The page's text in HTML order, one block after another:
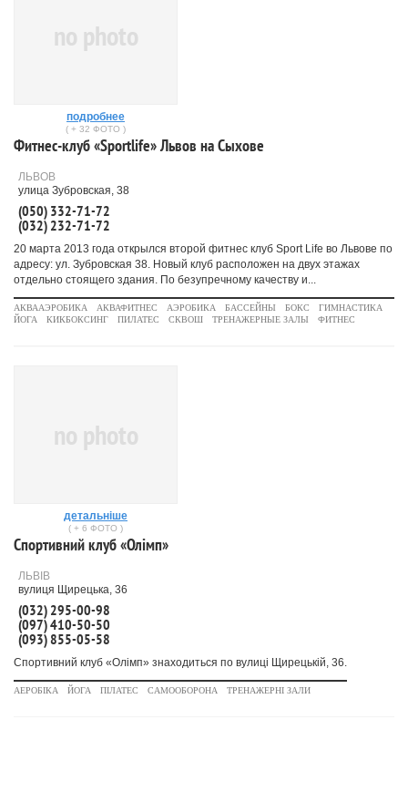
no photo
подробнее
( + 32 ФОТО )
Фитнес-клуб «Sportlife» Львов на Сыхове
ЛЬВОВ
улица Зубровская, 38
(050) 332-71-72
(032) 232-71-72
20 марта 2013 года открылся второй фитнес клуб Sport Life во Львове по
адресу: ул. Зубровская 38. Новый клуб расположен на двух этажах
отдельно стоящего здания. По безупречному качеству и...
АКВААЭРОБИКА АКВАФИТНЕС АЭРОБИКА БАССЕЙНЫ БОКС
ГИМНАСТИКА
ЙОГА
КИКБОКСИНГ ПИЛАТЕС СКВОШ ТРЕНАЖЕРНЫЕ ЗАЛЫ ФИТНЕС
no photo
детальніше
( + 6 ФОТО )
Спортивний клуб «Олімп»
ЛЬВІВ
вулиця Щирецька, 36
(032) 295-00-98
(097) 410-50-50
(093) 855-05-58
Спортивний клуб «Олімп» знаходиться по вулиці Щирецькій, 36.
АЕРОБІКА ЙОГА ПІЛАТЕС САМООБОРОНА ТРЕНАЖЕРНІ ЗАЛИ